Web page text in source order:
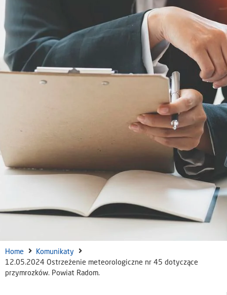
Home
Komunikaty
12.05.2024 Ostrzeżenie meteorologiczne nr 45 dotyczące
przymrozków. Powiat Radom.